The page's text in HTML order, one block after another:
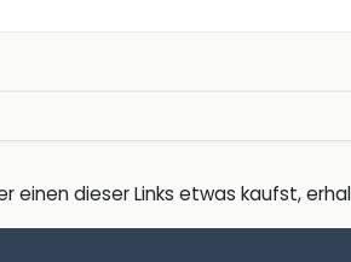
dieser Links etwas kaufst,